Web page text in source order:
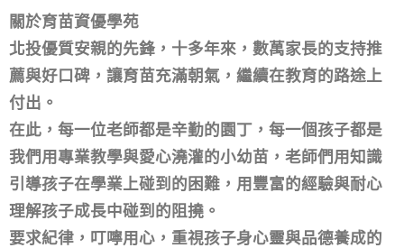
關於育苗資優學苑
北投優質安親的先鋒，十多年來，數萬家長的支持推
薦與好口碑，讓育苗充滿朝氣，繼續在教育的路途上
付出。
在此，每一位老師都是辛勤的園丁，每一個孩子都是
我們用專業教學與愛心澆灌的小幼苗，老師們用知識
引導孩子在學業上碰到的困難，用豐富的經驗與耐心
理解孩子成長中碰到的阻撓。
要求紀律，叮嚀用心，重視孩子身心靈與品德養成的